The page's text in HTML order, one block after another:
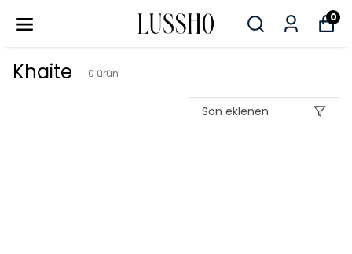
0
Khaite 0 ürün
Son eklenen